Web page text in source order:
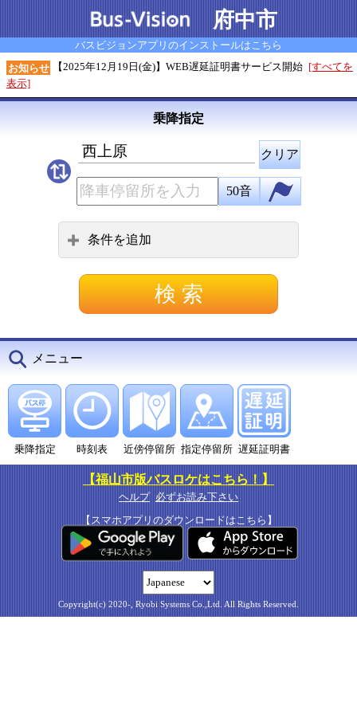
府中市
バスビジョンアプリのインストールはこちら
お知らせ
【2025年12月19日(金)】WEB遅延証明書サービス開始 [すべてを
表示]
乗降指定
西上原 クリア
50音
条件を追加
メニュー
乗降指定 時刻表 近傍停留所 指定停留所 遅延証明書
【福山市版バスロケはこちら！】
ヘルプ 必ずお読み下さい
【スマホアプリのダウンロードはこちら】
Copyright(c) 2020-, Ryobi Systems Co.,Ltd. All Rights Reserved.